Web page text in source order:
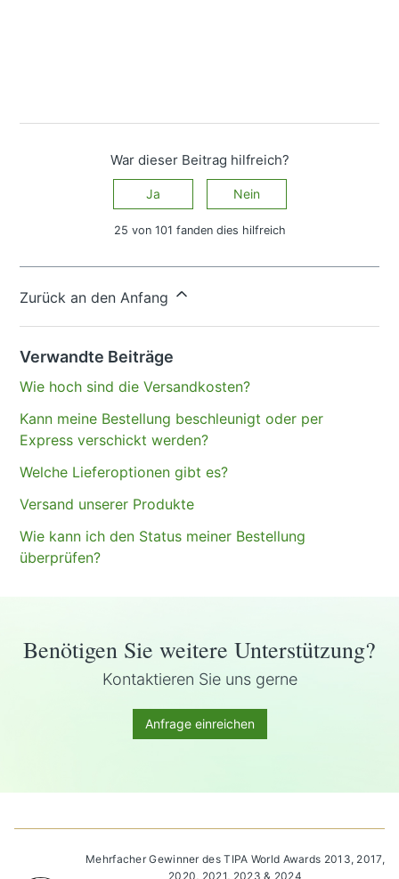
War dieser Beitrag hilfreich?
Ja Nein
25 von 101 fanden dies hilfreich
Zurück an den Anfang
Verwandte Beiträge
Wie hoch sind die Versandkosten?
Kann meine Bestellung beschleunigt oder per
Express verschickt werden?
Welche Lieferoptionen gibt es?
Versand unserer Produkte
Wie kann ich den Status meiner Bestellung
überprüfen?
Benötigen Sie weitere Unterstützung?
Kontaktieren Sie uns gerne
Anfrage einreichen
Mehrfacher Gewinner des TIPA World Awards 2013, 2017,
2020, 2021, 2023 & 2024